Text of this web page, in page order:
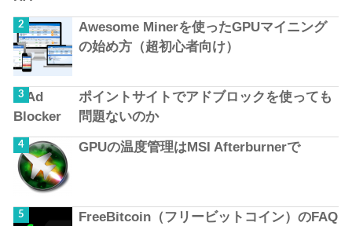
Awesome Minerを使ったGPUマイニング
の始め方（超初心者向け）
ポイントサイトでアドブロックを使っても
問題ないのか
GPUの温度管理はMSI Afterburnerで
FreeBitcoin（フリービットコイン）のFAQ